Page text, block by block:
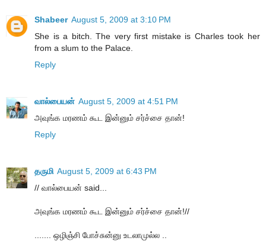
Shabeer August 5, 2009 at 3:10 PM
She is a bitch. The very first mistake is Charles took her
from a slum to the Palace.
Reply
வால்பையன் August 5, 2009 at 4:51 PM
அவுங்க மரணம் கூட இன்னும் சர்ச்சை தான்!
Reply
தருமி August 5, 2009 at 6:43 PM
// வால்பையன் said...
அவுங்க மரணம் கூட இன்னும் சர்ச்சை தான்!//
....... ஒழிஞ்சி போச்சுன்னு உடலாமுல்ல ..